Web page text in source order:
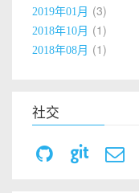
2019年01月 3
2018年10月 1
2018年08月 1
社交